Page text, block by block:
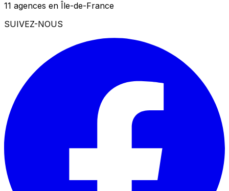
11 agences en Île-de-France
SUIVEZ-NOUS